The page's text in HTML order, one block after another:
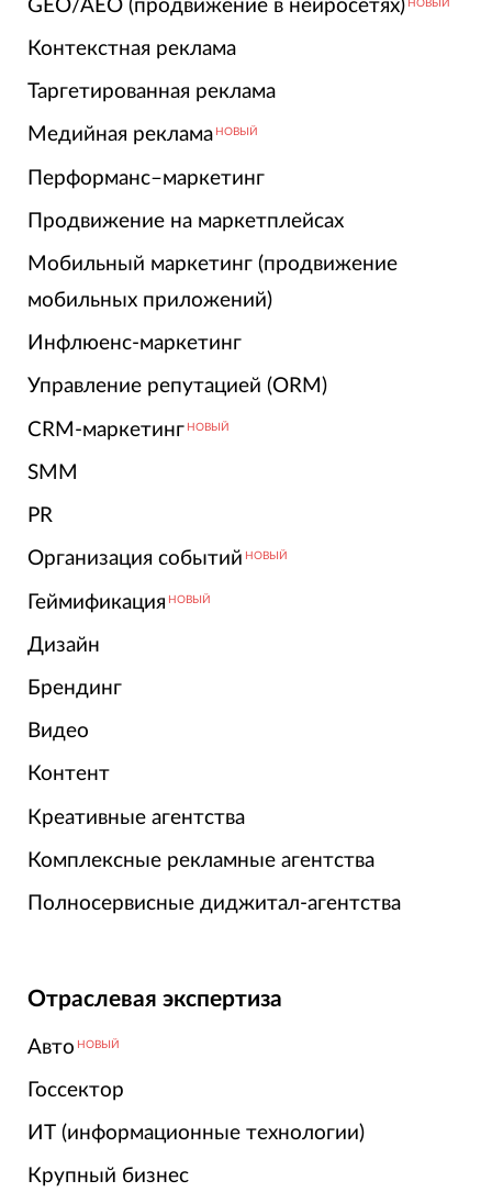
GEO/AEO (продвижение в нейросетях) НОВЫЙ
Контекстная реклама
Таргетированная реклама
Медийная реклама НОВЫЙ
Перформанс–маркетинг
Продвижение на маркетплейсах
Мобильный маркетинг (продвижение
мобильных приложений)
Инфлюенс-маркетинг
Управление репутацией (ORM)
CRM-маркетинг НОВЫЙ
SMM
PR
Организация событий НОВЫЙ
Геймификация НОВЫЙ
Дизайн
Брендинг
Видео
Контент
Креативные агентства
Комплексные рекламные агентства
Полносервисные диджитал-агентства
Отраслевая экспертиза
Авто НОВЫЙ
Госсектор
ИТ (информационные технологии)
Крупный бизнес